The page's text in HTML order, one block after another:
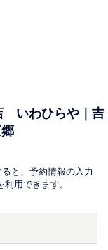
いわひらや｜吉
と、予約情報の入力
用できます。